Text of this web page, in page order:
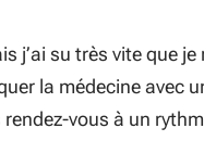
j’ai su très vite que je
la médecine avec
vous à un